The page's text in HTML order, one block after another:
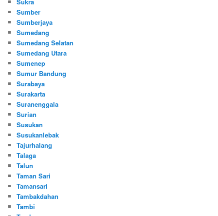
Sumber
Sumberjaya
Sumedang
Sumedang Selatan
Sumedang Utara
Sumenep
Sumur Bandung
Surabaya
Surakarta
Suranenggala
Surian
Susukan
Susukanlebak
Tajurhalang
Talaga
Talun
Taman Sari
Tamansari
Tambakdahan
Tambi